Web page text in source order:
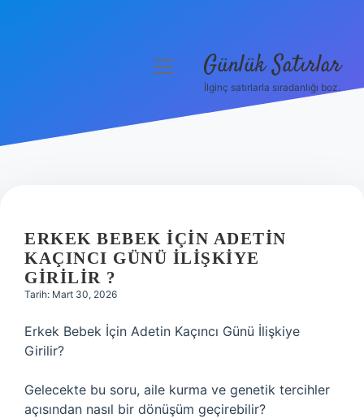
Hakkımızda
menüyü Günlük Satırlar
İlginç satırlarla sıradanlığı boz.
ERKEK BEBEK IÇIN ADETIN
KAÇINCI GÜNÜ ILIŞKIYE
GIRILIR ?
Tarih: Mart 30, 2026
Erkek Bebek İçin Adetin Kaçıncı Günü İlişkiye
Girilir?
Gelecekte bu soru, aile kurma ve genetik tercihler
açısından nasıl bir dönüşüm geçirebilir?